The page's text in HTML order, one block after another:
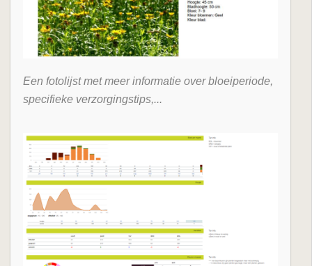
Een fotolijst met meer informatie over bloeiperiode,
specifieke verzorgingstips,...